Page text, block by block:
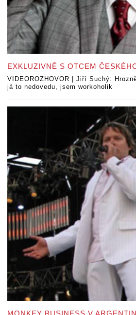
EXKLUZIVNĚ S OTCEM
VIDEOROZHOVOR | Jiří Suchý:
já to nedovedu, jsem workoholik
MONKEY BUSINESS V